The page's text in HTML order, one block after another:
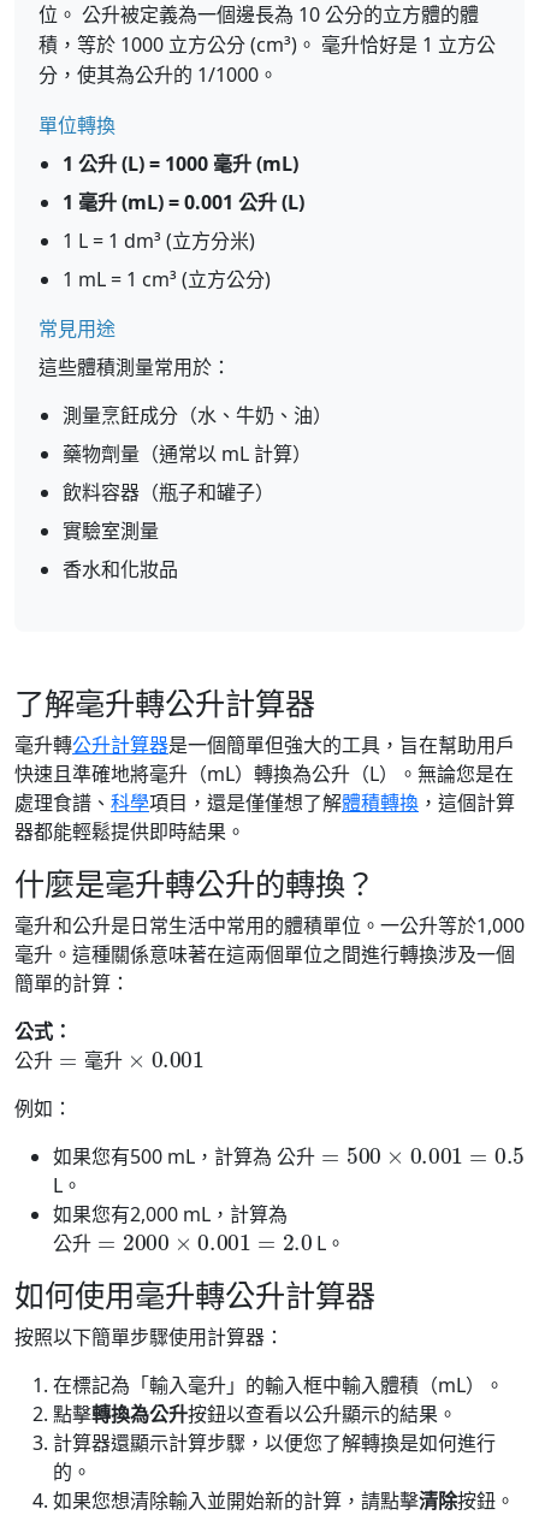
位。 公升被定義為一個邊長為 10 公分的立方體的體
積，等於 1000 立方公分 (cm³)。 毫升恰好是 1 立方公
分，使其為公升的 1/1000。
單位轉換
1 公升 (L) = 1000 毫升 (mL)
1 毫升 (mL) = 0.001 公升 (L)
1 L = 1 dm³ (立方分米)
1 mL = 1 cm³ (立方公分)
常見用途
這些體積測量常用於：
測量烹飪成分（水、牛奶、油）
藥物劑量（通常以 mL 計算）
飲料容器（瓶子和罐子）
實驗室測量
香水和化妝品
了解毫升轉公升計算器
毫升轉公升計算器是一個簡單但強大的工具，旨在幫助用戶
快速且準確地將毫升（mL）轉換為公升（L）。無論您是在
處理食譜、 科學項目，還是僅僅想了解體積轉換 ，這個計算
器都能輕鬆提供即時結果。
什麼是毫升轉公升的轉換？
毫升和公升是日常生活中常用的體積單位。一公升等於1,000
毫升。這種關係意味著在這兩個單位之間進行轉換涉及一個
簡單的計算：
公式：
公 升 毫升
公升 = 毫 升
例如：
如果您有500 mL，計算為
公 升
公 升 500
L。
如果您有2,000 mL，計算為
公 升
公升=2000×0.001=2.0
L。
如何使用毫升轉公升計算器
按照以下簡單步驟使用計算器：
在標記為「輸入毫升」的輸入框中輸入體積（mL）。
點擊轉換為公升按鈕以查看以公升顯示的結果。
計算器還顯示計算步驟，以便您了解轉換是如何進行
的。
如果您想清除輸入並開始新的計算，請點擊清除按鈕。